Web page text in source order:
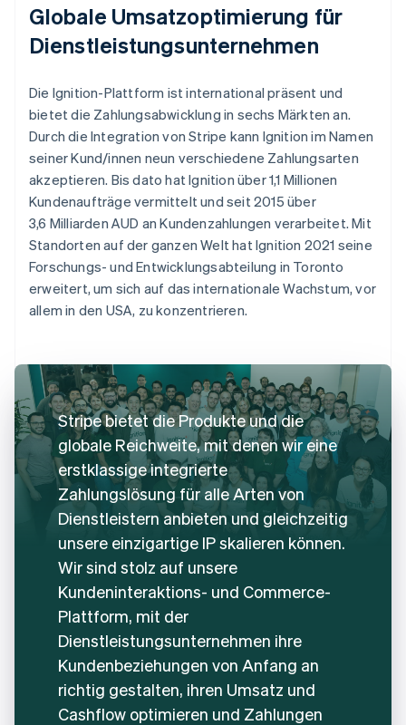
Globale Umsatzoptimierung für
Dienstleistungsunternehmen
Die Ignition-Plattform ist international präsent und
bietet die Zahlungsabwicklung in sechs Märkten an.
Durch die Integration von Stripe kann Ignition im Namen
seiner Kund/innen neun verschiedene Zahlungsarten
akzeptieren. Bis dato hat Ignition über 1,1 Millionen
Kundenaufträge vermittelt und seit 2015 über
3,6 Milliarden AUD an Kundenzahlungen verarbeitet. Mit
Standorten auf der ganzen Welt hat Ignition 2021 seine
Forschungs- und Entwicklungsabteilung in Toronto
erweitert, um sich auf das internationale Wachstum, vor
allem in den USA, zu konzentrieren.
Stripe bietet die Produkte und die
globale Reichweite, mit denen wir eine
erstklassige integrierte
Zahlungslösung für alle Arten von
Dienstleistern anbieten und gleichzeitig
unsere einzigartige IP skalieren können.
Wir sind stolz auf unsere
Kundeninteraktions- und Commerce-
Plattform, mit der
Dienstleistungsunternehmen ihre
Kundenbeziehungen von Anfang an
richtig gestalten, ihren Umsatz und
Cashflow optimieren und Zahlungen